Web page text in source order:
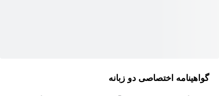
مثال معرفی شده و نحوه پاسخگویی به آنها توضیح داده میشود. برای
گواهینامه اختصاصی دو زبانه